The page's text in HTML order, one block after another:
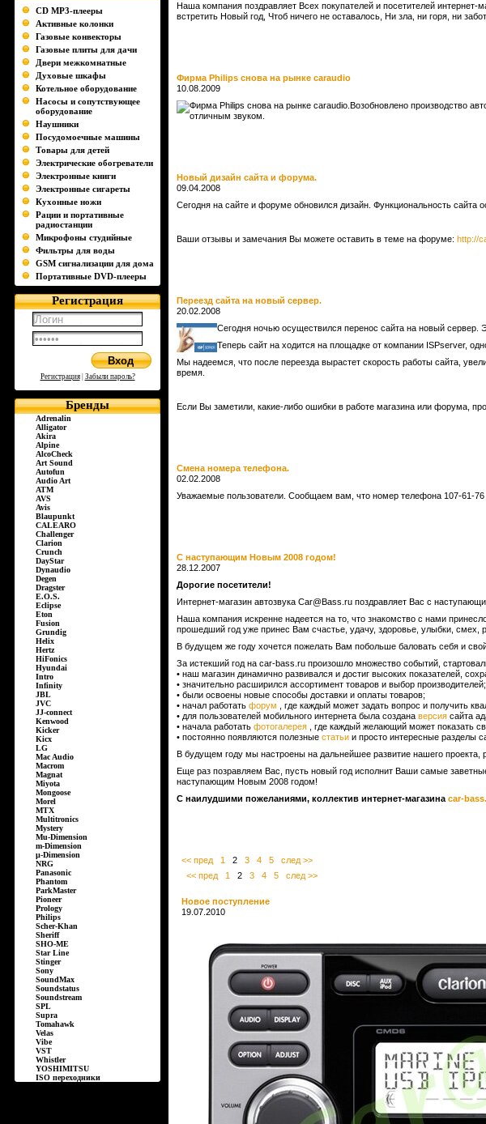
CD MP3-плееры
Активные колонки
Газовые конвекторы
Газовые плиты для дачи
Двери межкомнатные
Духовые шкафы
Котельное оборудование
Насосы и сопутствующее
оборудование
Наушники
Посудомоечные машины
Товары для детей
Электрические обогреватели
Электронные книги
Электронные сигареты
Кухонные ножи
Рации и портативные
радиостанции
Микрофоны студийные
Фильтры для воды
GSM сигнализации для дома
Портативные DVD-плееры
Регистрация
Регистрация| Забыли пароль?
Бренды
Adrenalin
Alligator
Akira
Alpine
AlcoCheck
Art Sound
Autofun
Audio Art
ATM
AVS
Avis
Blaupunkt
CALEARO
Challenger
Clarion
Crunch
DayStar
Dynaudio
Degen
Dragster
E.O.S.
Eclipse
Eton
Fusion
Grundig
Helix
Hertz
HiFonics
Hyundai
Intro
Infinity
JBL
JVC
JJ-connect
Kenwood
Kicker
Kicx
LG
Mac Audio
Macrom
Magnat
Miyota
Mongoose
Morel
MTX
Multitronics
Mystery
Mu-Dimension
m-Dimension
µ-Dimension
NRG
Panasonic
Phantom
ParkMaster
Pioneer
Prology
Philips
Scher-Khan
Sheriff
SHO-ME
Star Line
Stinger
Sony
SoundMax
Soundstatus
Soundstream
SPL
Supra
Tomahawk
Velas
Vibe
VST
Whistler
YOSHIMITSU
ISO переходники
Наша компания поздравляет Всех покупателей и посетителей
встретить Новый год, Чтоб ничего не оставалось, Ни зла, ни горя, ни забот.
Фирма Philips снова на рынке caraudio
10.08.2009
Фирма Philips снова на рынке caraudio.Возобновлено производство
отличным звуком.
Новый дизайн сайта и форума.
09.04.2008
Сегодня на сайте и форуме обновился дизайн. Функциональность сайта
Ваши отзывы и замечания Вы можете оставить в теме на форуме: http://
Переезд сайта на новый сервер.
20.02.2008
Сегодня ночью осуществился перенос сайта на новый сервер.
Теперь сайт на ходится на площадке от компании ISPserver,
Мы надеемся, что после переезда вырастет скорость работы сайта,
время.
Если Вы заметили, какие-либо ошибки в работе магазина или форума,
Смена номера телефона.
02.02.2008
Уважаемые пользователи. Сообщаем вам, что номер телефона 107-61-
С наступающим Новым 2008 годом!
28.12.2007
Дорогие посетители!
Интернет-магазин автозвука Car@Bass.ru поздравляет Вас с
Наша компания искренне надеется на то, что знакомство с нами
прошедший год уже принес Вам счастье, удачу, здоровье, улыбки, смех,
В будущем же году хочется пожелать Вам побольше баловать себя и
За истекший год на car-bass.ru произошло множество событий,
• наш магазин динамично развивался и достиг высоких показателей,
• значительно расширился ассортимент товаров и выбор производителей;
• были освоены новые способы доставки и оплаты товаров;
• начал работать форум , где каждый может задать вопрос и получить
• для пользователей мобильного интернета была создана версия сайта
• начала работать фотогалерея , где каждый желающий может показать
• постоянно появляются полезные статьи и просто интересные разделы
В будущем году мы настроены на дальнейшее развитие нашего проекта,
Еще раз позравляем Вас, пусть новый год исполнит Ваши самые
наступающим Новым 2008 годом!
С наилудшими пожеланиями, коллектив интернет-магазина car-
<< пред 1 2 3 4 5
след >>
<< пред
1 2 3 4 5 след >>
Новое поступление
19.07.2010